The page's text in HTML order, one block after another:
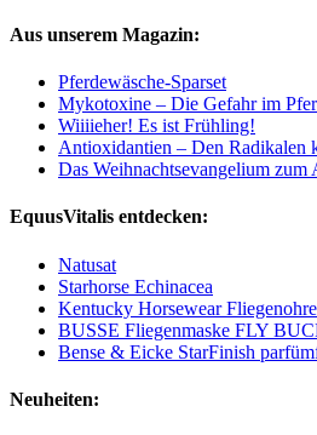
Aus unserem Magazin:
Pferdewäsche-Sparset
Mykotoxine – Die Gefahr im
Wiiiieher! Es ist Frühling!
Antioxidantien – Den Radikalen
Das Weihnachtsevangelium zum
EquusVitalis entdecken:
Natusat
Starhorse Echinacea
Kentucky Horsewear
BUSSE Fliegenmaske FLY
Bense & Eicke StarFinish
Neuheiten: